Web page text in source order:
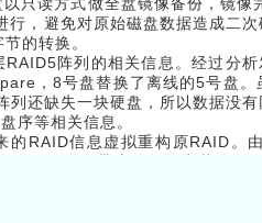
行，避免对原始磁盘数据造成二
的转换。
阵列的相关信息。经过分
，8号盘替换了离线的5号盘
列还缺失一块硬盘，所以数据没
序等相关信息。
的RAID信息虚拟重构原RAID。